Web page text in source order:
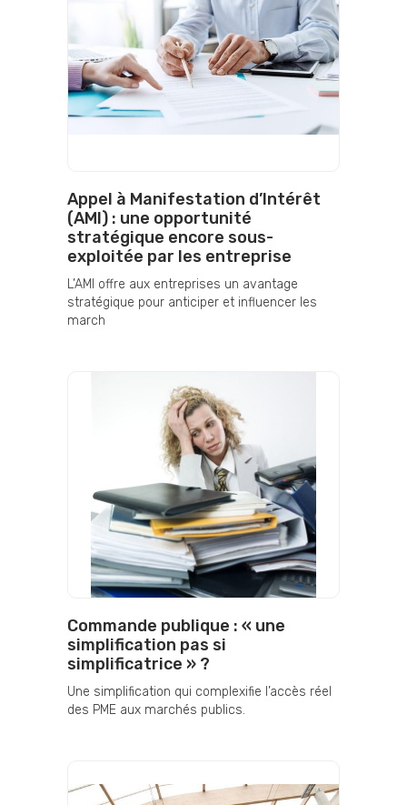
Appel à Manifestation d’Intérêt
(AMI) : une opportunité
stratégique encore sous-
exploitée par les entreprise
L’AMI offre aux entreprises un avantage
stratégique pour anticiper et influencer les
march
Commande publique : « une
simplification pas si
simplificatrice » ?
Une simplification qui complexifie l’accès réel
des PME aux marchés publics.